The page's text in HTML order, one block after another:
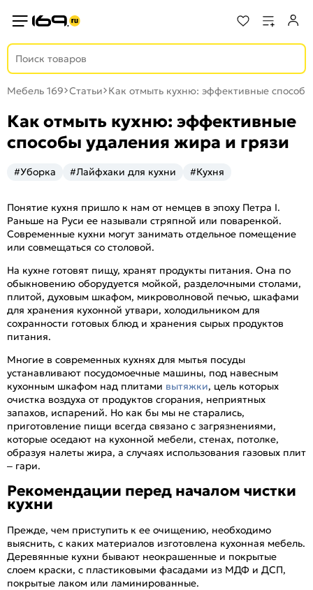
Мебель 169 Статьи Как отмыть кухню: эффективные
Как отмыть кухню: эффективные
способы удаления жира и грязи
#Уборка #Лайфхаки для кухни #Кухня
Понятие кухня пришло к нам от немцев в эпоху Петра I.
Раньше на Руси ее называли стряпной или поваренкой.
Современные кухни могут занимать отдельное помещение
или совмещаться со столовой.
На кухне готовят пищу, хранят продукты питания. Она по
обыкновению оборудуется мойкой, разделочными столами,
плитой, духовым шкафом, микроволновой печью, шкафами
для хранения кухонной утвари, холодильником для
сохранности готовых блюд и хранения сырых продуктов
питания.
Многие в современных кухнях для мытья посуды
устанавливают посудомоечные машины, под навесным
кухонным шкафом над плитами вытяжки, цель которых
очистка воздуха от продуктов сгорания, неприятных
запахов, испарений. Но как бы мы не старались,
приготовление пищи всегда связано с загрязнениями,
которые оседают на кухонной мебели, стенах, потолке,
образуя налеты жира, а случаях использования газовых плит
– гари.
Рекомендации перед началом чистки
кухни
Прежде, чем приступить к ее очищению, необходимо
выяснить, с каких материалов изготовлена кухонная мебель.
Деревянные кухни бывают неокрашенные и покрытые
слоем краски, с пластиковыми фасадами из МДФ и ДСП,
покрытые лаком или ламинированные.